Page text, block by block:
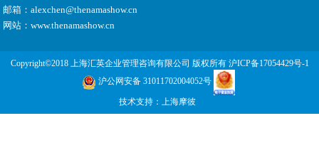
邮箱：alexchen@thenamashow.cn
网站：www.thenamashow.cn
Copyright©2018 上海汇英企业管理咨询有限公司 版权所有 沪ICP备17054429号-1
沪公网安备 31011702004052号
技术支持： 上海摩彼